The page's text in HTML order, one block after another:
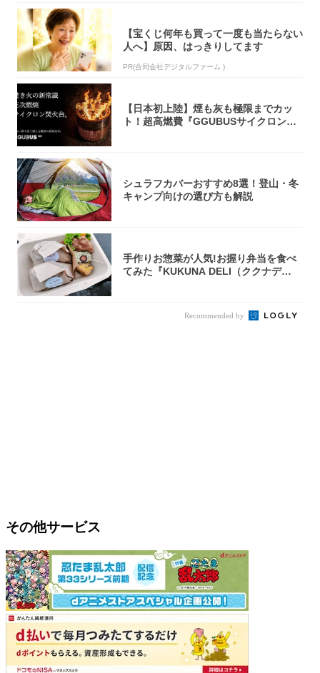
【宝くじ何年も買って一度も当たらない
人へ】原因、はっきりしてます
PR(合同会社デジタルファーム )
【日本初上陸】煙も灰も極限までカッ
ト！超高燃費『GGUBUSサイクロン焚
シュラフカバーおすすめ8選！登山・冬
キャンプ向けの選び方も解説
手作りお惣菜が人気!お握り弁当を食べ
てみた『KUKUNA DELI（ククナデ
Recommended by
その他サービス